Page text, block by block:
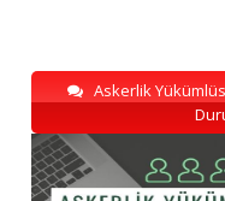
Askerlik